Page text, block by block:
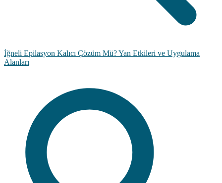
İğneli Epilasyon Kalıcı Çözüm Mü? Yan Etkileri ve Uygulama
Alanları